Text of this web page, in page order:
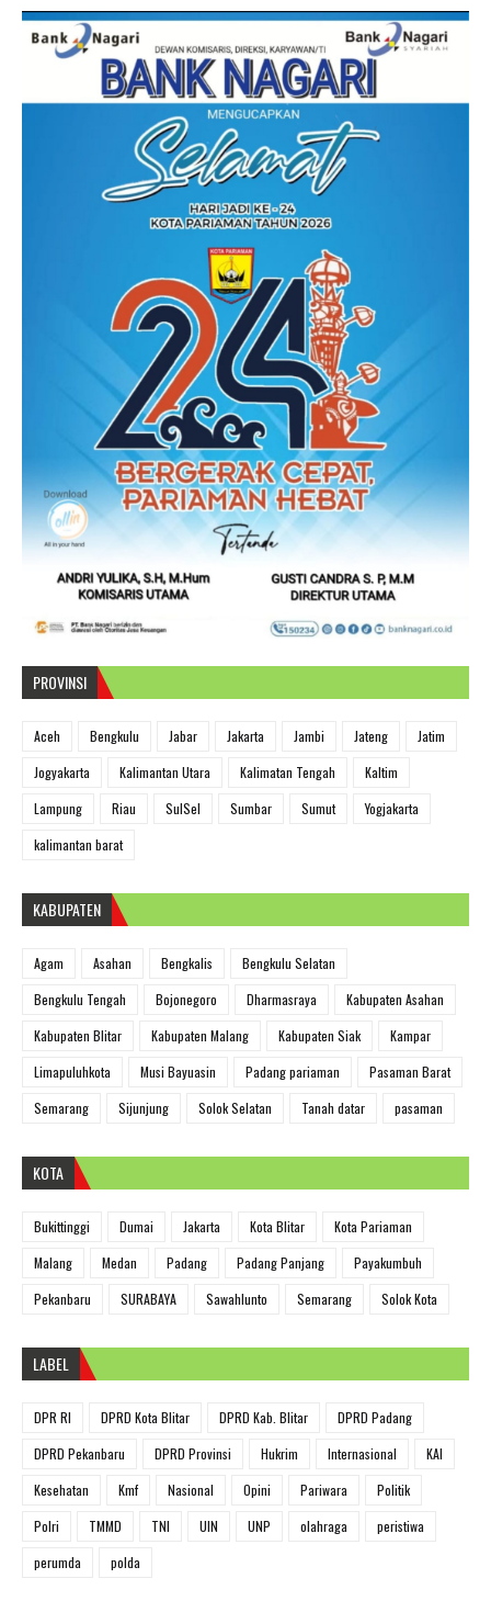
PROVINSI
Aceh Bengkulu Jabar Jakarta Jambi Jateng
Jatim
Jogyakarta
Kalimantan Utara Kalimatan Tengah
Kaltim
Lampung
Riau SulSel Sumbar Sumut
Yogjakarta
kalimantan barat
KABUPATEN
Agam Asahan Bengkalis
Bengkulu Selatan
Bengkulu Tengah
Bojonegoro Dharmasraya
Kabupaten Asahan
Kabupaten Blitar
Kabupaten Malang Kabupaten Siak
Kampar
Limapuluhkota
Musi Bayuasin Padang pariaman
Pasaman Barat
Semarang
Sijunjung Solok Selatan Tanah datar pasaman
KOTA
Bukittinggi Dumai Jakarta Kota Blitar
Kota Pariaman
Malang
Medan Padang Padang Panjang
Payakumbuh
Pekanbaru
SURABAYA Sawahlunto Semarang Solok Kota
LABEL
DPR RI DPRD Kota Blitar DPRD Kab. Blitar
DPRD Padang
DPRD Pekanbaru
DPRD Provinsi Hukrim Internasional
KAI
Kesehatan
Kmf Nasional Opini Pariwara
Politik
Polri
TMMD TNI UIN UNP olahraga
peristiwa
perumda
polda